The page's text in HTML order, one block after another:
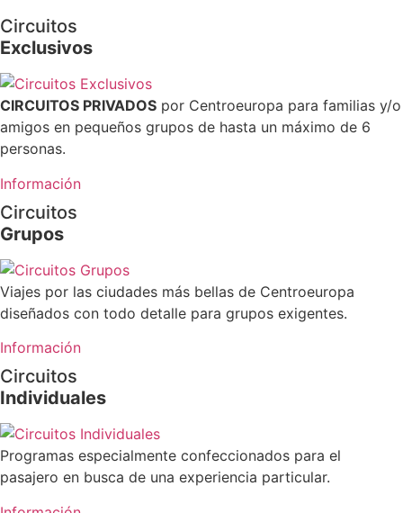
Circuitos
Exclusivos
CIRCUITOS PRIVADOS por Centroeuropa para familias y/o
amigos en pequeños grupos de hasta un máximo de 6
personas.
Información
Circuitos
Grupos
Viajes por las ciudades más bellas de Centroeuropa
diseñados con todo detalle para grupos exigentes.
Información
Circuitos
Individuales
Programas especialmente confeccionados para el
pasajero en busca de una experiencia particular.